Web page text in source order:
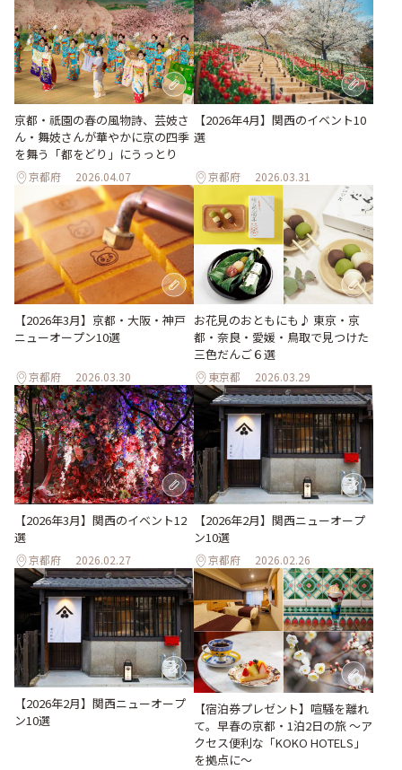
京都・祇園の春の風物詩、芸妓さ
ん・舞妓さんが華やかに京の四季
を舞う「都をどり」にうっとり
京都府 2026.04.07
【2026年4月】関西のイベント10
選
京都府 2026.03.31
【2026年3月】京都・大阪・神戸
ニューオープン10選
京都府 2026.03.30
お花見のおともにも♪ 東京・京
都・奈良・愛媛・鳥取で見つけた
三色だんご６選
東京都 2026.03.29
【2026年3月】関西のイベント12
選
京都府 2026.02.27
【2026年2月】関西ニューオープ
ン10選
京都府 2026.02.26
【2026年2月】関西ニューオープ
ン10選
【宿泊券プレゼント】喧騒を離れ
て。早春の京都・1泊2日の旅 ～ア
クセス便利な「KOKO HOTELS」
を拠点に～